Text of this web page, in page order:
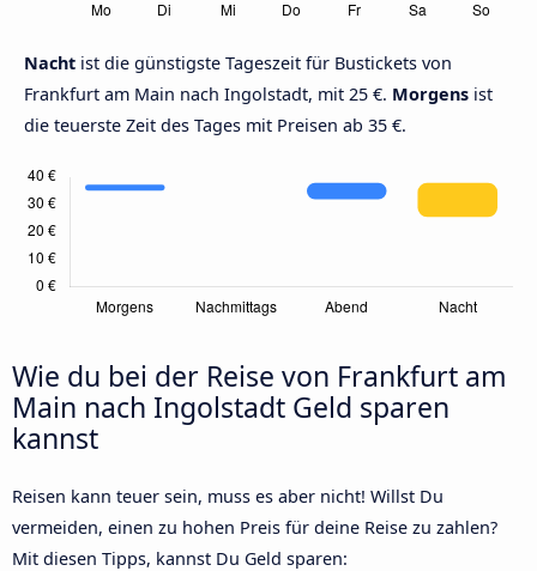
Nacht ist die günstigste Tageszeit für Bustickets von
Frankfurt am Main nach Ingolstadt, mit 25 €. Morgens ist
die teuerste Zeit des Tages mit Preisen ab 35 €.
Wie du bei der Reise von Frankfurt am
Main nach Ingolstadt Geld sparen
kannst
Reisen kann teuer sein, muss es aber nicht! Willst Du
vermeiden, einen zu hohen Preis für deine Reise zu zahlen?
Mit diesen Tipps, kannst Du Geld sparen: